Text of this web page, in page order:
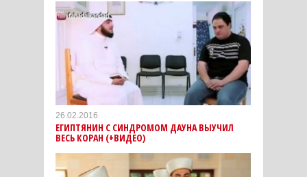
26.02.2016
ЕГИПТЯНИН С СИНДРОМОМ ДАУНА ВЫУЧИЛ
ВЕСЬ КОРАН (+ВИДЕО)